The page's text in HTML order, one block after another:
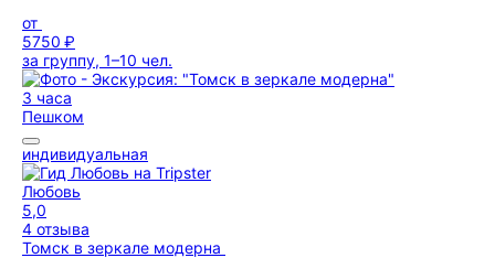
от
5750 ₽
за группу, 1–10 чел.
3 часа
Пешком
индивидуальная
Любовь
5,0
4 отзыва
Томск в зеркале модерна